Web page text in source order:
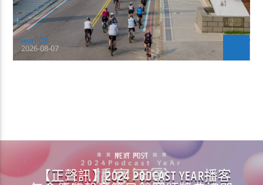
Jean-CS
2026-08-07
NEXT POST
【正聲訊】2024 PODCAST YEAR播客